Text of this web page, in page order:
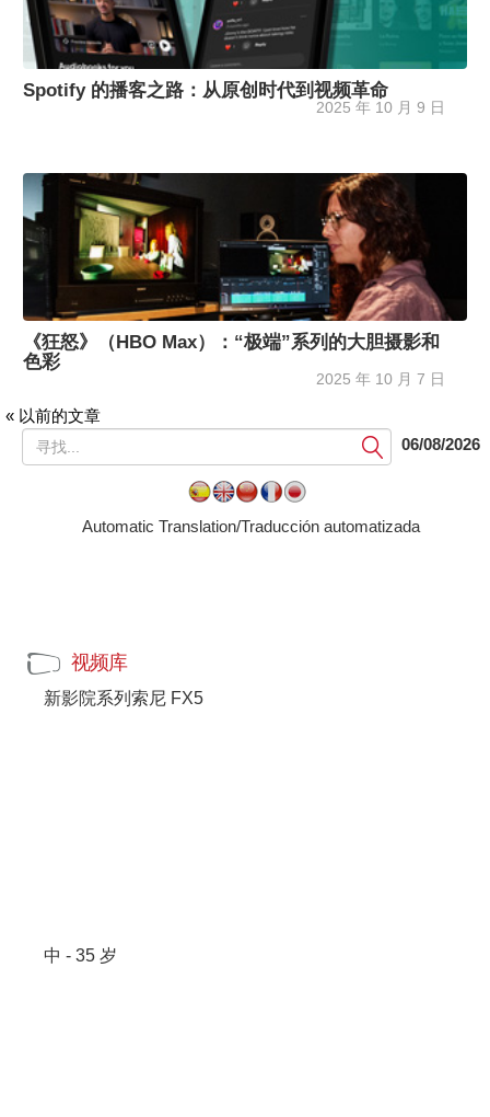
Spotify 的播客之路：从原创时代到视频革命
2025 年 10 月 9 日
《狂怒》（HBO Max）：“极端”系列的大胆摄影和
色彩
2025 年 10 月 7 日
« 以前的文章
提
交
06/08/2026
Automatic Translation/Traducción automatizada
视频库
新影院系列索尼 FX5
中 - 35 岁